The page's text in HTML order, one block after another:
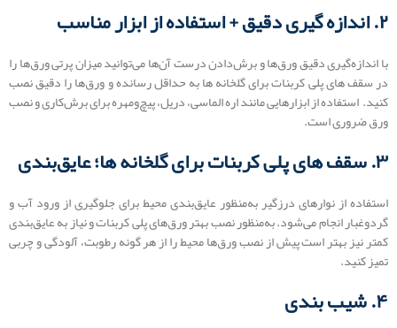
۲. اندازه‌ گیری دقیق + استفاده از ابزار مناسب
با اندازه‌گیری دقیق ورق‌ها و برش‌دادن درست آن‌ها می‌توانید میزان پرتی ورق‌ها را
در سقف های پلی کربنات برای گلخانه ها به حداقل رسانده و ورق‌ها را دقیق نصب
کنید. استفاده از ابزارهایی مانند اره الماسی، دریل، پیچ‌ومهره برای برش‌کاری و نصب
ورق ضروری است.
۳. سقف های پلی کربنات برای گلخانه ها؛ عایق‌بندی
استفاده از نوارهای درزگیر به‌منظور عایق‌بندی محیط برای جلوگیری از ورود آب و
گردوغبار انجام می‌شود. به‌منظور نصب بهتر ورق‌های پلی کربنات و نیاز به عایق‌بندی
کمتر نیز بهتر است پیش از نصب ورق‌ها محیط را از هر گونه رطوبت، آلودگی و چربی
تمیز کنید.
۴. شیب ‌بندی